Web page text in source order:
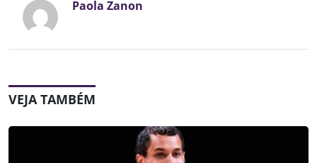
Paola Zanon
VEJA TAMBÉM